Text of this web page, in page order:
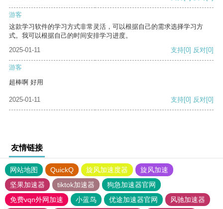
游客
这款学习软件的学习方式非常灵活，可以根据自己的需求选择学习方
式。我可以根据自己的时间安排学习进度。
2025-01-11
支持[0] 反对[0]
游客
超棒啊 好用
2025-01-11 支持[0] 反对[0]
友情链接
网站地图 QuickQ 旋风加速度器
旋风加速
坚果加速器
tiktok加速器
狗急加速器官网
免费vqn外网加速
小蓝鸟 优途加速器官网
风驰加速器